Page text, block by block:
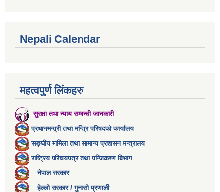
Nepali Calendar
महत्वपुर्ण लिंकहरु
सुरक्षा तथा न्याय सम्बन्धी जानकारी
प्रधानमन्त्री तथा मन्त्रि परिषदको कार्यालय
सङ्घीय मामिला तथा सामान्य प्रशासन मन्त्रालय
राष्ट्रिय परिचयपत्र तथा पन्जिकरण बिभाग
नेपाल सरकार
हेल्लो सरकार / गुनासो प्रणाली